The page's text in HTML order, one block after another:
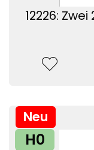
12226:
H0
Neu